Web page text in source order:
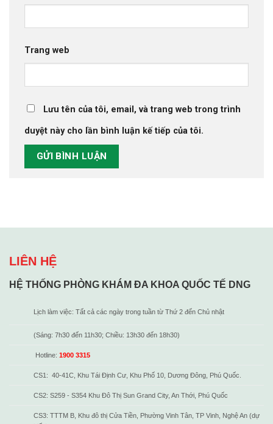
Trang web
Lưu tên của tôi, email, và trang web trong trình
duyệt này cho lần bình luận kế tiếp của tôi.
LIÊN HỆ
HỆ THỐNG PHÒNG KHÁM ĐA KHOA QUỐC TẾ DNG
Lịch làm việc: Tất cả các ngày trong tuần từ Thứ 2 đến Chủ nhật
(Sáng: 7h30 đến 11h30; Chiều: 13h30 đến 18h30)
Hotline:1900 3315
CS1: 40-41C, Khu Tái Định Cư, Khu Phố 10, Dương Đông, Phú Quốc.
CS2: S259 - S354 Khu Đô Thị Sun Grand City, An Thới, Phú Quốc
CS3: TTTM B, Khu đô thị Cửa Tiền, Phường Vinh Tân, TP Vinh, Nghệ An (dự